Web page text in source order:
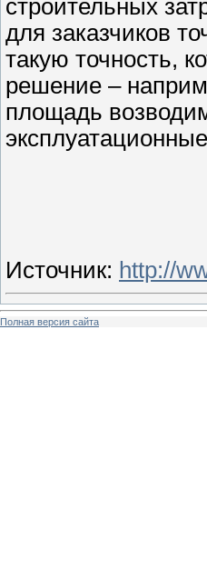
строительных
для заказчиков
такую точность,
решение –
площадь
Источник: http://
Полная версия сайта